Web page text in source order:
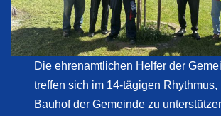
Die ehrenamtlichen Helfer der
treffen sich im 14-tägigen Rhythmus,
Bauhof der Gemeinde zu